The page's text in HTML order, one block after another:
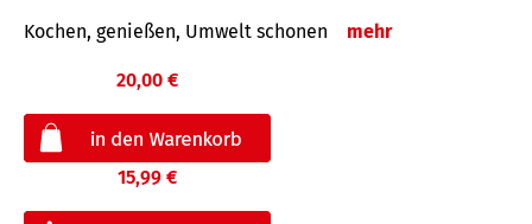
Kochen, genießen, Umwelt schonen mehr
20,00 €
15,99 €